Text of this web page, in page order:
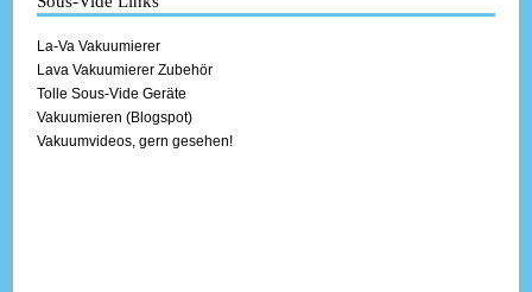
La-Va Vakuumierer
Lava Vakuumierer Zubehör
Tolle Sous-Vide Geräte
Vakuumieren (Blogspot)
Vakuumvideos, gern gesehen!